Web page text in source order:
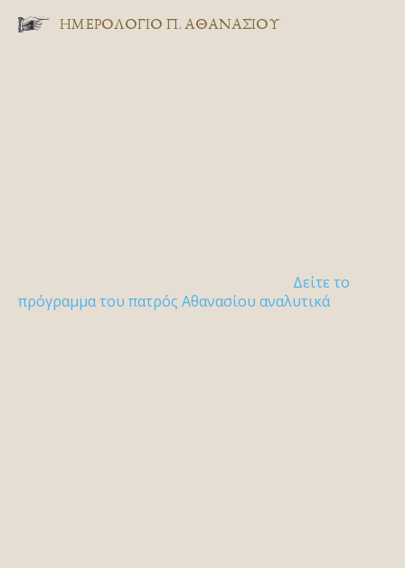
ΗΜΕΡΟΛΟΓΙΟ Π. ΑΘΑΝΑΣΙΟΥ
Δείτε το
πρόγραμμα του πατρός Αθανασίου αναλυτικά